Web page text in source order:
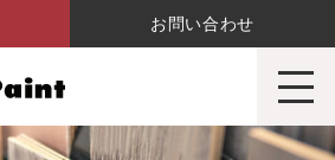
サンユーペイント株式会社
お問い合わせ